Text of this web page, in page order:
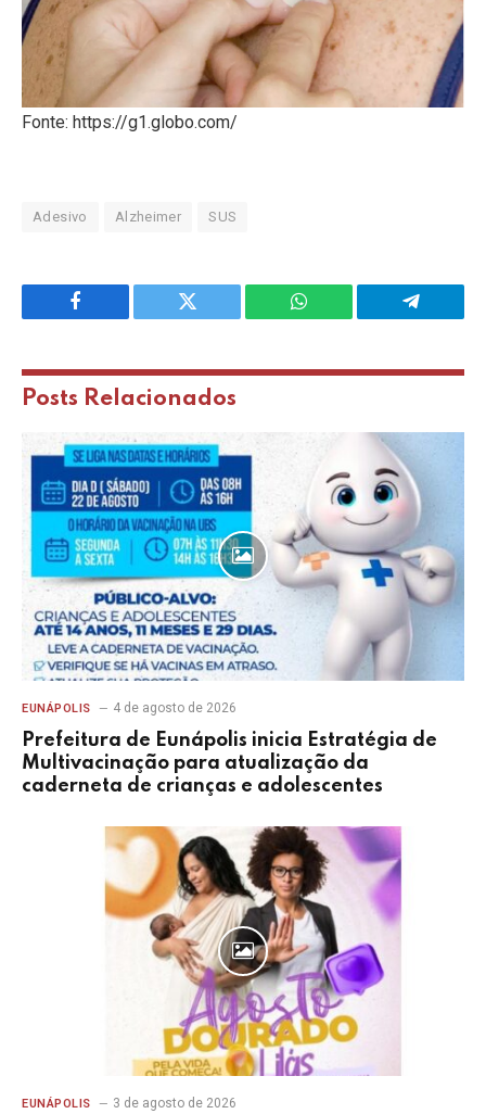
Fonte: https://g1.globo.com/
Adesivo Alzheimer SUS
Facebook Twitter WhatsApp Telegram
Posts Relacionados
EUNÁPOLIS 4 de agosto de 2026
Prefeitura de Eunápolis inicia Estratégia de
Multivacinação para atualização da
caderneta de crianças e adolescentes
EUNÁPOLIS 3 de agosto de 2026